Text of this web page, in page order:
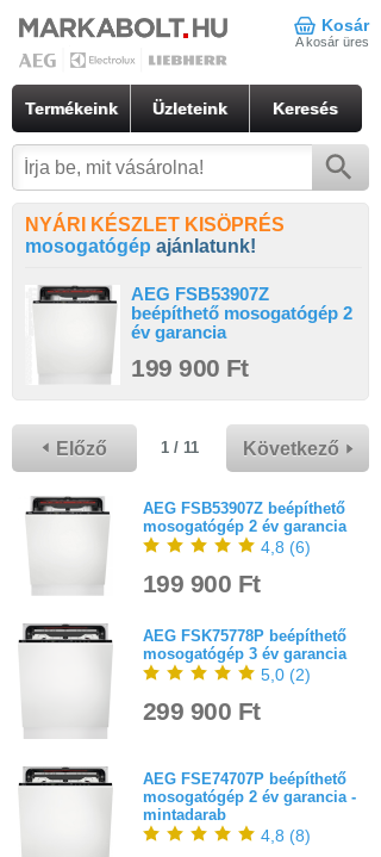
Kosár
A kosár üres
Termékeink Üzleteink Keresés
NYÁRI KÉSZLET KISÖPRÉS
mosogatógép ajánlatunk!
AEG FSB53907Z
beépíthető mosogatógép 2
év garancia
199 900 Ft
Előző 1 / 11 Következő
AEG FSB53907Z beépíthető
mosogatógép 2 év garancia
4,8 (6)
199 900 Ft
AEG FSK75778P beépíthető
mosogatógép 3 év garancia
5,0 (2)
299 900 Ft
AEG FSE74707P beépíthető
mosogatógép 2 év garancia -
mintadarab
4,8 (8)